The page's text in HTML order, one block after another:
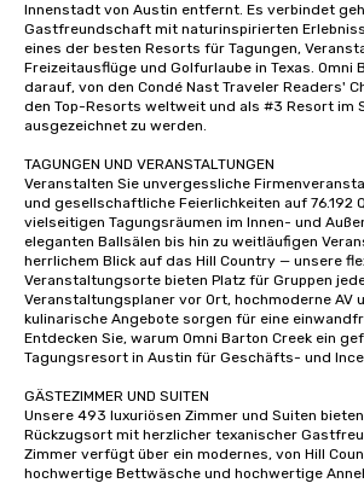
Innenstadt von Austin entfernt. Es verbindet
Gastfreundschaft mit naturinspirierten
eines der besten Resorts für Tagungen,
Freizeitausflüge und Golfurlaube in Texas. Omni
darauf, von den Condé Nast Traveler Readers'
den Top-Resorts weltweit und als #3 Resort im
ausgezeichnet zu werden.
TAGUNGEN UND VERANSTALTUNGEN
Veranstalten Sie unvergessliche
und gesellschaftliche Feierlichkeiten auf 76.192
vielseitigen Tagungsräumen im Innen- und
eleganten Ballsälen bis hin zu weitläufigen
herrlichem Blick auf das Hill Country — unsere
Veranstaltungsorte bieten Platz für Gruppen
Veranstaltungsplaner vor Ort, hochmoderne AV
kulinarische Angebote sorgen für eine
Entdecken Sie, warum Omni Barton Creek ein
Tagungsresort in Austin für Geschäfts- und
GÄSTEZIMMER UND SUITEN
Unsere 493 luxuriösen Zimmer und Suiten
Rückzugsort mit herzlicher texanischer
Zimmer verfügt über ein modernes, von Hill
hochwertige Bettwäsche und hochwertige